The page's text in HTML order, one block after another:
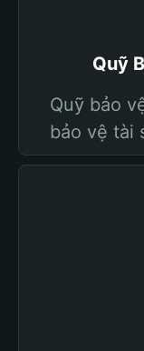
Quỹ
Quỹ bảo
bảo vệ tài